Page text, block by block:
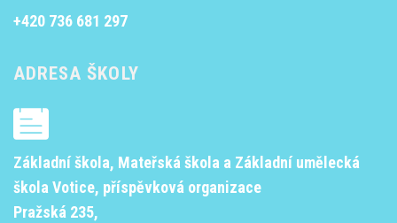
+420 736 681 297
ADRESA ŠKOLY
Základní škola, Mateřská škola a Základní umělecká
škola Votice, příspěvková organizace
Pražská 235,